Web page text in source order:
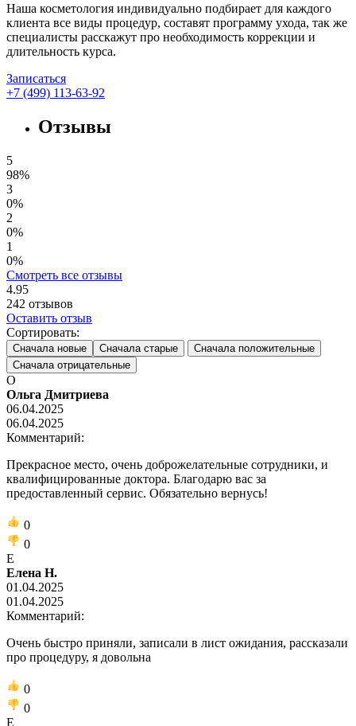
Наша косметология индивидуально подбирает для каждого
клиента все виды процедур, составят программу ухода, так же
специалисты расскажут про необходимость коррекции и
длительность курса.
Записаться
+7 (499) 113-63-92
Отзывы
5
98%
3
0%
2
0%
1
0%
Смотреть все отзывы
4.95
242 отзывов
Оставить отзыв
Сортировать:
Сначала новые Сначала старые
Сначала положительные
Сначала отрицательные
О
Ольга Дмитриева
06.04.2025
06.04.2025
Комментарий:
Прекрасное место, очень доброжелательные сотрудники, и
квалифицированные доктора. Благодарю вас за
предоставленный сервис. Обязательно вернусь!
0
0
Е
Елена Н.
01.04.2025
01.04.2025
Комментарий:
Очень быстро приняли, записали в лист ожидания, рассказали
про процедуру, я довольна
0
0
Е